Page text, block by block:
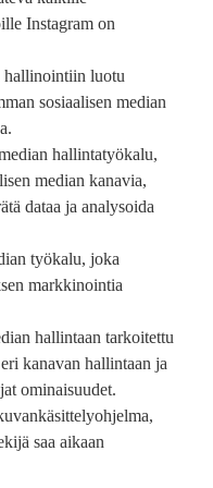
Instagram on
hallinointiin luotu
sosiaalisen median
hallintatyökalu,
median kanavia,
dataa ja analysoida
työkalu, joka
markkinointia
hallintaan tarkoitettu
kanavan hallintaan ja
ominaisuudet.
saa aikaan